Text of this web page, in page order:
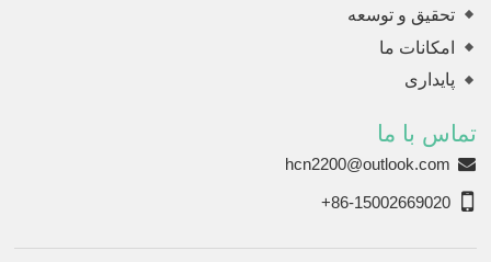
تحقیق و توسعه
امکانات ما
پایداری
تماس با ما
hcn2200@outlook.com
+86-15002669020